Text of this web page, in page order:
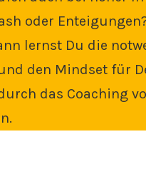
oder
lernst Du die
den Mindset für
das Coaching